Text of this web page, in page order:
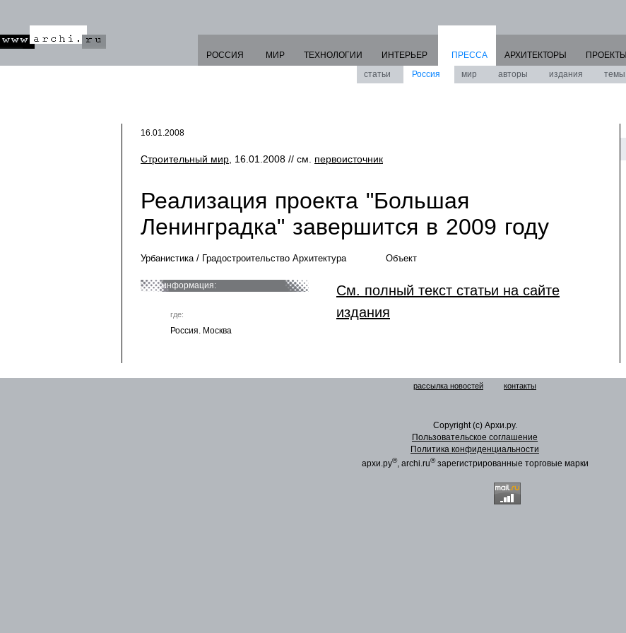
РОССИЯ МИР ТЕХНОЛОГИИ ИНТЕРЬЕР
ПРЕССА
статьи
Россия мир авторы издания темы
АРХИТЕКТОРЫ ПРОЕКТЫ
16.01.2008
Строительный мир , 16.01.2008 // см. первоисточник
Реализация проекта "Большая
Ленинградка" завершится в 2009 году
Урбанистика / Градостроительство Архитектура Объект
информация:
где:
Россия. Москва
См. полный текст статьи на сайте
издания
рассылка новостей контакты
Copyright (c) Архи.ру.
Пользовательское соглашение
Политика конфиденциальности
архи.ру®, archi.ru®зарегистрированные торговые марки